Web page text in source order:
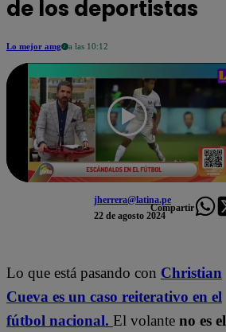
de los deportistas
Lo mejor amg a las 10:12
jherrera@latina.pe
22 de agosto 2024
Compartir
Lo que está pasando con Christian
Cueva es un caso reiterativo en el
fútbol nacional. El volante no es el